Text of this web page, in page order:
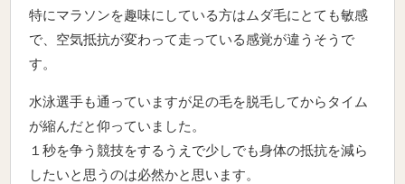
特にマラソンを趣味にしている方はムダ毛にとても敏感
で、空気抵抗が変わって走っている感覚が違うそうで
す。
水泳選手も通っていますが足の毛を脱毛してからタイム
が縮んだと仰っていました。
１秒を争う競技をするうえで少しでも身体の抵抗を減ら
したいと思うのは必然かと思います。